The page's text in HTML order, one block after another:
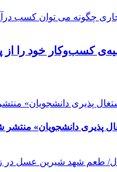
کسب‌وکار خود را
پذیری دانشجویان» منتشر